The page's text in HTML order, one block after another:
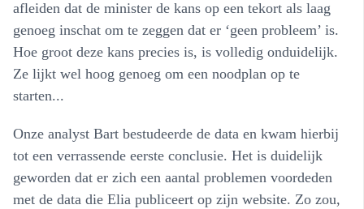
afleiden dat de minister de kans op een tekort als laag
genoeg inschat om te zeggen dat er ‘geen probleem’ is.
Hoe groot deze kans precies is, is volledig onduidelijk.
Ze lijkt wel hoog genoeg om een noodplan op te
starten...
Onze analyst Bart bestudeerde de data en kwam hierbij
tot een verrassende eerste conclusie. Het is duidelijk
geworden dat er zich een aantal problemen voordeden
met de data die Elia publiceert op zijn website. Zo zou,